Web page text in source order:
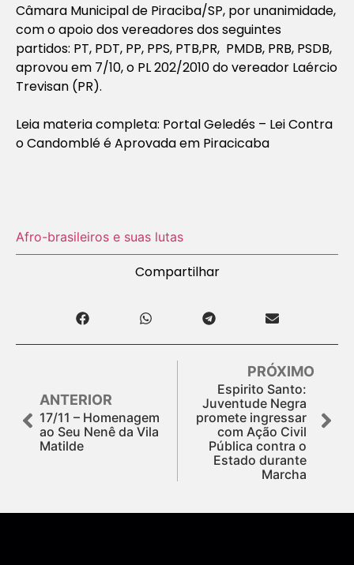
Câmara Municipal de Piraciba/SP, por unanimidade,
com o apoio dos vereadores dos seguintes
partidos: PT, PDT, PP, PPS, PTB,PR, PMDB, PRB, PSDB,
aprovou em 7/10, o PL 202/2010 do vereador Laércio
Trevisan (PR).
Leia materia completa: Portal Geledés – Lei Contra
o Candomblé é Aprovada em Piracicaba
Afro-brasileiros e suas lutas
Compartilhar
ANTERIOR
17/11 – Homenagem
ao Seu Nenê da Vila
Matilde
PRÓXIMO
Espirito Santo:
Juventude Negra
promete ingressar
com Ação Civil
Pública contra o
Estado durante
Marcha